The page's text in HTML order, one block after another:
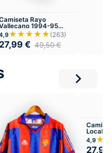
Rayo
1994-95
Local★★★★★(263)
27,99 € 49,50€
Local
4,9
27,99